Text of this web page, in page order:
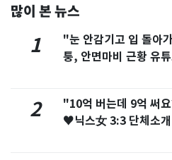
많이 본 뉴스
1
"눈 안감기고 입 돌
퉁, 안면마비 근황 유
2
"10억 버는데 9억 써
♥닉스女 3:3 단체소